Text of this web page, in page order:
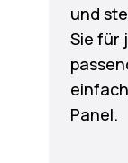
und
Sie für
Panel.